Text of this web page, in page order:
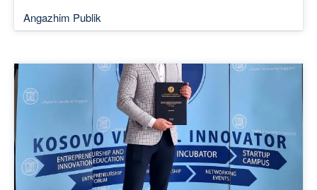
Angazhim Publik